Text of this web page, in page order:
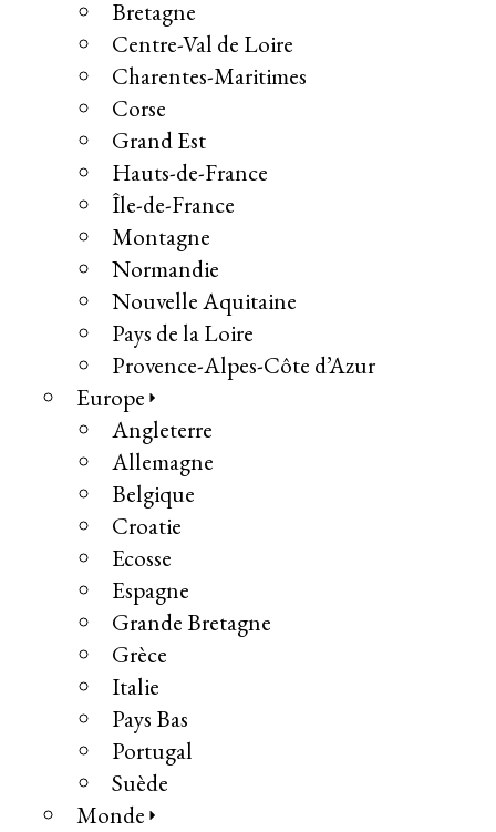
Bretagne
Centre-Val de Loire
Charentes-Maritimes
Corse
Grand Est
Hauts-de-France
Île-de-France
Montagne
Normandie
Nouvelle Aquitaine
Pays de la Loire
Provence-Alpes-Côte d’Azur
Europe
Angleterre
Allemagne
Belgique
Croatie
Ecosse
Espagne
Grande Bretagne
Grèce
Italie
Pays Bas
Portugal
Suède
Monde